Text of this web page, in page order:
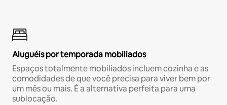
Aluguéis por temporada mobiliados
Espaços totalmente mobiliados incluem cozinha e as
comodidades de que você precisa para viver bem por
um mês ou mais. É a alternativa perfeita para uma
sublocação.